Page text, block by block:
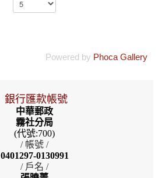
Powered by Phoca Gallery
銀行匯款帳號
中華郵政
霧社分局
(代號:700)
/ 帳號 /
0401297-0130991
/ 戶名 /